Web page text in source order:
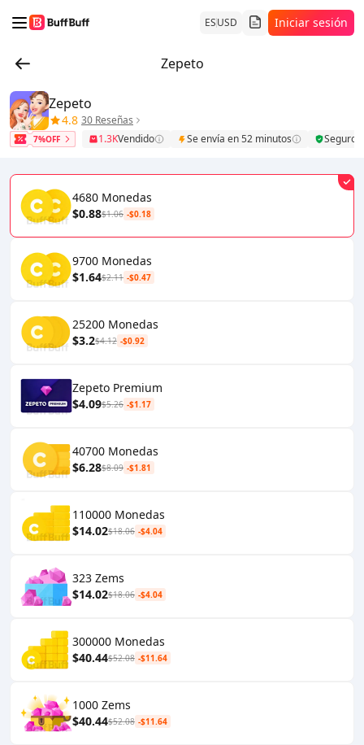
ESUSD Iniciar sesión
Zepeto
Zepeto
4.8 30 Reseñas
7%OFF 1.3KVendido Se envía en 52 minutos Seguro
4680 Monedas
$0.88$1.06 -$0.18
9700 Monedas
$1.64$2.11 -$0.47
25200 Monedas
$3.2$4.12 -$0.92
Zepeto Premium
$4.09$5.26 -$1.17
40700 Monedas
$6.28$8.09 -$1.81
110000 Monedas
$14.02$18.06 -$4.04
323 Zems
$14.02$18.06 -$4.04
300000 Monedas
$40.44$52.08 -$11.64
1000 Zems
$40.44$52.08 -$11.64